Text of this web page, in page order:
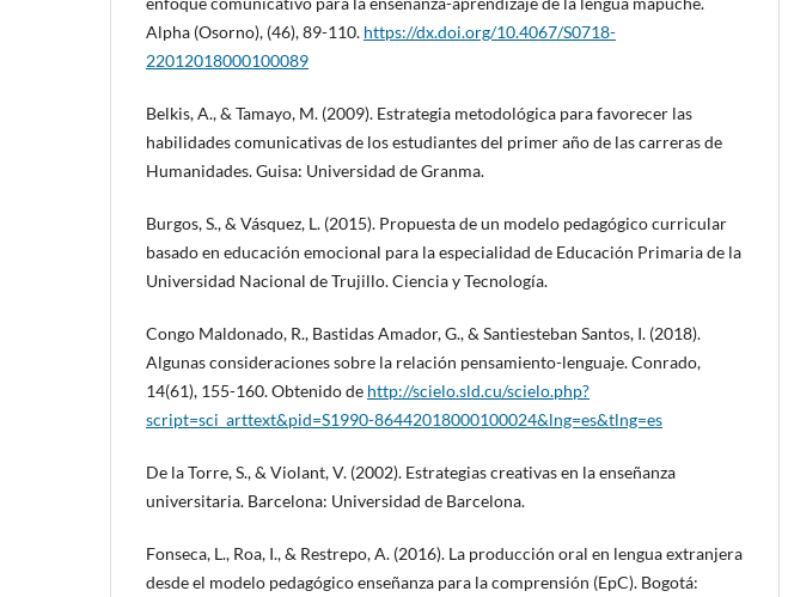
Alpha (Osorno), (46), 89-110. https://dx.doi.org/10.4067/S0718-
22012018000100089
Belkis, A., & Tamayo, M. (2009). Estrategia metodológica para favorecer las
habilidades comunicativas de los estudiantes del primer año de las carreras de
Humanidades. Guisa: Universidad de Granma.
Burgos, S., & Vásquez, L. (2015). Propuesta de un modelo pedagógico curricular
basado en educación emocional para la especialidad de Educación Primaria de la
Universidad Nacional de Trujillo. Ciencia y Tecnología.
Congo Maldonado, R., Bastidas Amador, G., & Santiesteban Santos, I. (2018).
Algunas consideraciones sobre la relación pensamiento-lenguaje. Conrado,
14(61), 155-160. Obtenido de http://scielo.sld.cu/scielo.php?
script=sci_arttext&pid=S1990-86442018000100024&lng=es&tlng=es
De la Torre, S., & Violant, V. (2002). Estrategias creativas en la enseñanza
universitaria. Barcelona: Universidad de Barcelona.
Fonseca, L., Roa, I., & Restrepo, A. (2016). La producción oral en lengua extranjera
desde el modelo pedagógico enseñanza para la comprensión (EpC). Bogotá: